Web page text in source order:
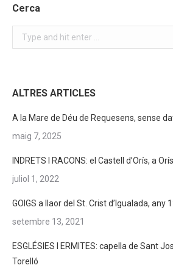
Cerca
Search:
ALTRES ARTICLES
A la Mare de Déu de Requesens, sense
maig 7, 2025
INDRETS I RACONS: el Castell d’Orís, a Orís
juliol 1, 2022
GOIGS a llaor del St. Crist d’Igualada, any
setembre 13, 2021
ESGLÉSIES I ERMITES: capella de Sant
Torelló